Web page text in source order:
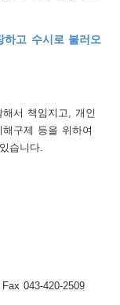
하고 수시로 불러오
서 책임지고, 개인
구제 등을 위하여
습니다.
043-420-2509